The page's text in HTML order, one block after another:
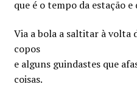
que é o tempo da estação
Via a bola a saltitar à volta
copos
e alguns guindastes que
coisas.